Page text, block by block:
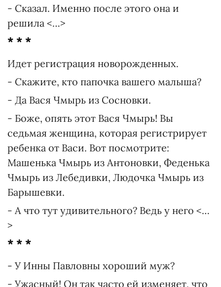
- Сказал. Именно после этого она и
решила <…>
* * *
Идет регистрация новорожденных.
- Скажите, кто папочка вашего малыша?
- Да Вася Чмырь из Сосновки.
- Боже, опять этот Вася Чмырь! Вы
седьмая женщина, которая регистрирует
ребенка от Васи. Вот посмотрите:
Машенька Чмырь из Антоновки, Феденька
Чмырь из Лебедивки, Людочка Чмырь из
Барышевки.
- А что тут удивительного? Ведь у него <…
>
* * *
- У Инны Павловны хороший муж?
- Ужасный! Он так часто ей изменяет, что